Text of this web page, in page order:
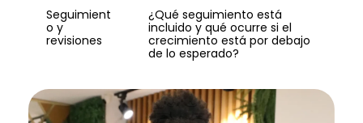
Seguimient
o y
revisiones
¿Qué seguimiento está
incluido y qué ocurre si el
crecimiento está por debajo
de lo esperado?